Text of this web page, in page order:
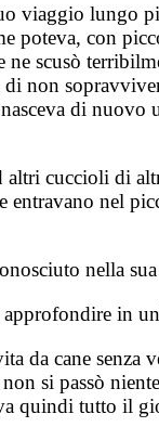
viaggio lungo
poteva, con
ne scusò
di non
di nuovo
cuccioli di
nel
nella
in
da cane senza
si passò
quindi tutto il